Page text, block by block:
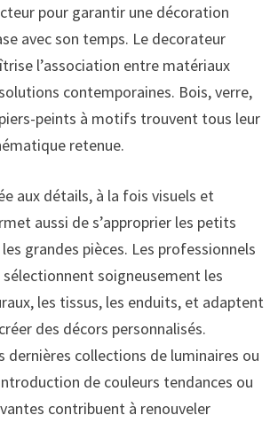
pour garantir une décoration
avec son temps. Le decorateur
l’association entre matériaux
contemporaines. Bois, verre,
peints à motifs trouvent tous leur
retenue.
aux détails, à la fois visuels et
aussi de s’approprier les petits
grandes pièces. Les professionnels
soigneusement les
les tissus, les enduits, et adaptent
des décors personnalisés.
dernières collections de luminaires ou
de couleurs tendances ou
contribuent à renouveler